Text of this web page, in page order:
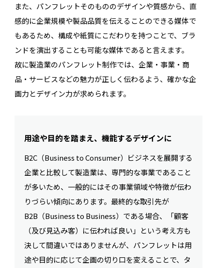
また、パンフレットそのもののデザインや質感から、直
感的に企業規模や製品品質を伝えることのできる媒体で
もあるため、構成や紙質にこだわりを持つことで、ブラ
ンドを演出することも可能な媒体であると言えます。
故に製造業のパンフレット制作では、企業・事業・商
品・サービスなどの魅力が正しく伝わるよう、確かな企
画力とデザイン力が求められます。
用途や目的を踏まえ、機能するデザインに
B2C（Business to Consumer）ビジネスを展開する
企業と比較して製造業は、専門的な事業であること
が多いため、一般的にはその事業領域や特徴が伝わ
りづらい傾向にあります。最終的な取引先が
B2B（Business to Business）である場合、「顧客
（及び見込み客）に伝われば良い」という考え方も
決して間違いではありませんが、パンフレットは用
途や目的に応じて企画の切り口を変えることで、タ